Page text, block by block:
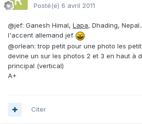
Posté(e) 6 avril 2011
@jef: Ganesh Himal, Lapa, Dhading,
l'accent allemand jef
@orlean: trop petit pour une photo les
devine un sur les photos 2 et 3 en haut à
principal (vertical)
A+
Citer